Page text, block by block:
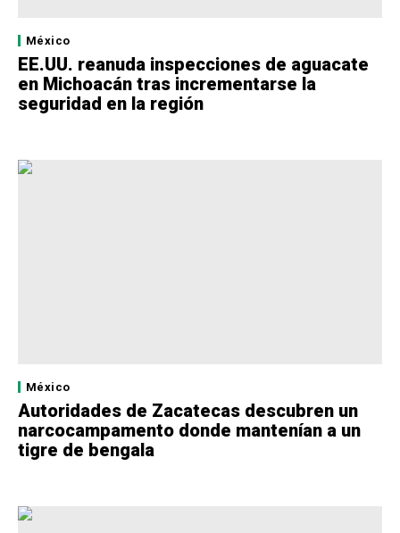
México
EE.UU. reanuda inspecciones de aguacate
en Michoacán tras incrementarse la
seguridad en la región
México
Autoridades de Zacatecas descubren un
narcocampamento donde mantenían a un
tigre de bengala